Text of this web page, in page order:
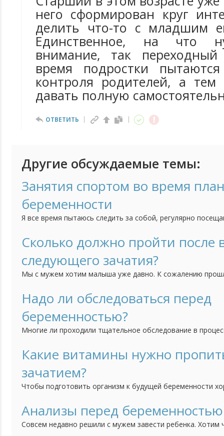
него сформирован круг
делить что-то с младшим
Единственное, на что
внимание, так
время подростки
контроля родителей, а
давать полную
ОТВЕТИТЬ
Другие обсуждаемые темы:
Занятия спортом во время
беременности
Я все время пытаюсь следить за собой, регулярно
вести такой образ жизни если я пытаюсь забеременеть?
еще до того как я узнаю, что я беременна?
Сколько должно пройти
следующего зачатия?
Мы с мужем хотим малыша уже давно. К сожалению
считаете когда нам можно начинать пробовать снова?
Надо ли обследоваться перед
беременностью?
Многие ли проходили тщательное обследование в
практически здоровых людей без особых вредных
одной стороны, можно подстраховаться. Но с другой,
без...
Какие витамины нужно
зачатием?
Чтобы подготовить организм к будущей беременности
лучше подходят для этой цели? есть витамины для
видела комплексов для планирующих беременность.
вообще?
Анализы перед беременностью
Совсем недавно решили с мужем завести ребенка. Хотим